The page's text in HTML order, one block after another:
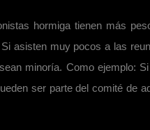
hormiga tienen más
asisten muy pocos a las
minoría. Como ejemplo:
ser parte del comité de